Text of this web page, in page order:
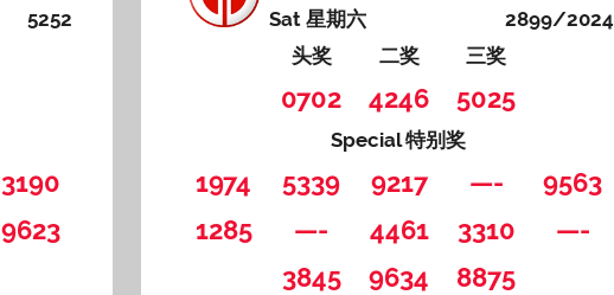
5252
3190
9623
Sat 星期六
2899/2024
头奖
二奖 三奖
0702 4246 5025
Special 特别奖
1974 5339 9217 —-
9563
1285
—- 4461 3310
—-
3845
9634 8875